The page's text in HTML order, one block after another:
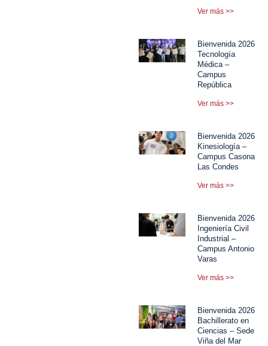
Ver más >>
Bienvenida 2026
Tecnología
Médica –
Campus
República
Ver más >>
Bienvenida 2026
Kinesiología –
Campus Casona
Las Condes
Ver más >>
Bienvenida 2026
Ingeniería Civil
Industrial –
Campus Antonio
Varas
Ver más >>
Bienvenida 2026
Bachillerato en
Ciencias – Sede
Viña del Mar